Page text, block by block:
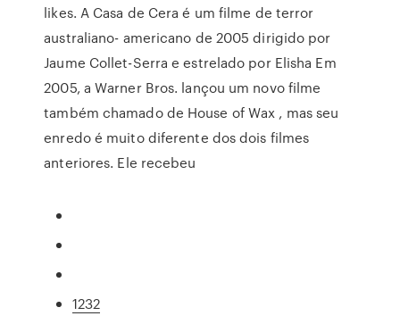
likes. A Casa de Cera é um filme de terror
australiano- americano de 2005 dirigido por
Jaume Collet-Serra e estrelado por Elisha Em
2005, a Warner Bros. lançou um novo filme
também chamado de House of Wax , mas seu
enredo é muito diferente dos dois filmes
anteriores. Ele recebeu
1232